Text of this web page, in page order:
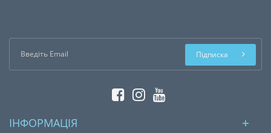
Підписка
ІНФОРМАЦІЯ